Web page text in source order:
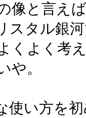
像と言え
スタル銀
くよく考
や。
使い方を